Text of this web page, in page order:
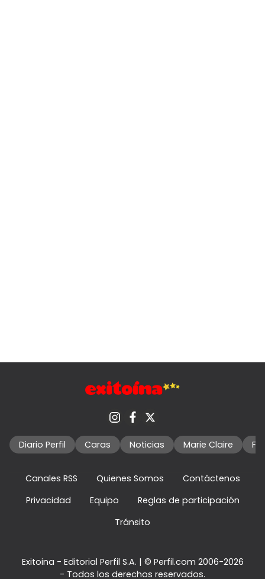
Diario Perfil Caras Noticias Marie Claire
Canales RSS Quienes Somos
Contáctenos
Privacidad
Equipo
Reglas de participación
Tránsito
Exitoina - Editorial Perfil S.A. | © Perfil.com 2006-2026
- Todos los derechos reservados.